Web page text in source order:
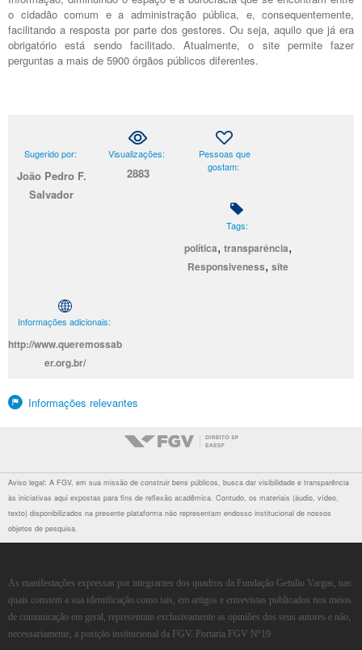
o cidadão comum e a administração pública, e, consequentemente,
facilitando a resposta por parte dos gestores. Ou seja, aquilo que já era
obrigatório está sendo facilitado. Atualmente, o site permite fazer
perguntas a mais de 5900 órgãos públicos diferentes.
Sugerido por:
João Pedro F.
Salvador
Visualizações:
2883
Pessoas que
gostam:
Tags:
política,transparência,
Responsiveness,site
Informações adicionais:
http://www.queremossab
er.org.br/
Informações relevantes
Aviso legal: A FGV, em sua missão de construir bens públicos, busca dar visibilidade e transparência
às iniciativas aqui expostas para fins de reflexão acadêmica. Contudo, os materiais (áudio, vídeo,
texto) disponibilizados na presente plataforma não representam endosso institucional de nossos
objetos de pesquisa.
As manifestações expressas por integrantes dos quadros da Fundação Getulio Vargas, nas
quais constem a sua identificação como tais, em artigos e entrevistas publicados nos meios
de comunicação em geral, representam exclusivamente as opiniões dos seus autores e não,
necessariamente, a posição institucional da FGV. Portaria FGV Nº19